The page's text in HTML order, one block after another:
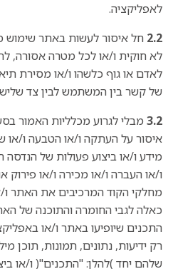
לאפליקציה.
2.2 חל איסור לעשות באתר שימוש
לא חוקית ו/או לכל מטרה אסורה,
לאדם או גוף כלשהו ו/או מסירת
של קשר בין המשתמש לבין צד
3.2
איסור על העתקה ו/או הטבעה ו/או
מידע ו/או ביצוע פעולות של הנדסה
ו/או העברה ו/או מכירה ו/או
מחלקי הקוד המרכיבים את האתר ו/
כאלה לגבי החומרה והתוכנה של
התכנים שיופיעו באתר ו/או
רק ידיעות, נתונים, תמונות, תוכן
שלהם יחד )להלן: "התכנים"( ו/או